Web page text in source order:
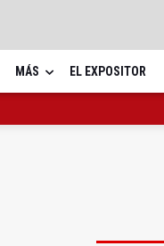
MÁS EL EXPOSITOR